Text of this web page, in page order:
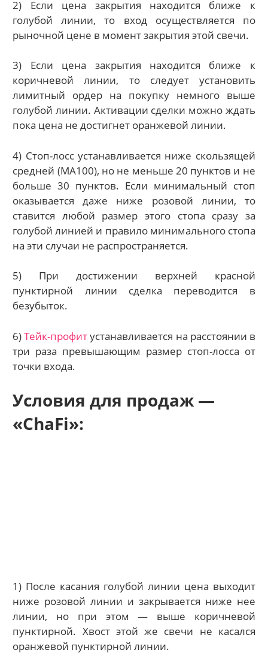
2) Если цена закрытия находится ближе к
голубой линии, то вход осуществляется по
рыночной цене в момент закрытия этой свечи.
3) Если цена закрытия находится ближе к
коричневой линии, то следует установить
лимитный ордер на покупку немного выше
голубой линии. Активации сделки можно ждать
пока цена не достигнет оранжевой линии.
4) Стоп-лосс устанавливается ниже скользящей
средней (МА100), но не меньше 20 пунктов и не
больше 30 пунктов. Если минимальный стоп
оказывается даже ниже розовой линии, то
ставится любой размер этого стопа сразу за
голубой линией и правило минимального стопа
на эти случаи не распространяется.
5) При достижении верхней красной
пунктирной линии сделка переводится в
безубыток.
6)Тейк-профитустанавливается на расстоянии в
три раза превышающим размер стоп-лосса от
точки входа.
Условия для продаж —
«ChaFi»:
1) После касания голубой линии цена выходит
ниже розовой линии и закрывается ниже нее
линии, но при этом — выше коричневой
пунктирной. Хвост этой же свечи не касался
оранжевой пунктирной линии.